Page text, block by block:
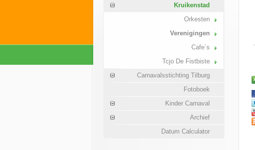
Kruikenstad
Orkesten
Verenigingen
Cafe´s
Tcjo De Fistbiste
Carnavalsstichting Tilburg
Fotoboek
Kinder Carnaval
Archief
Datum Calculator